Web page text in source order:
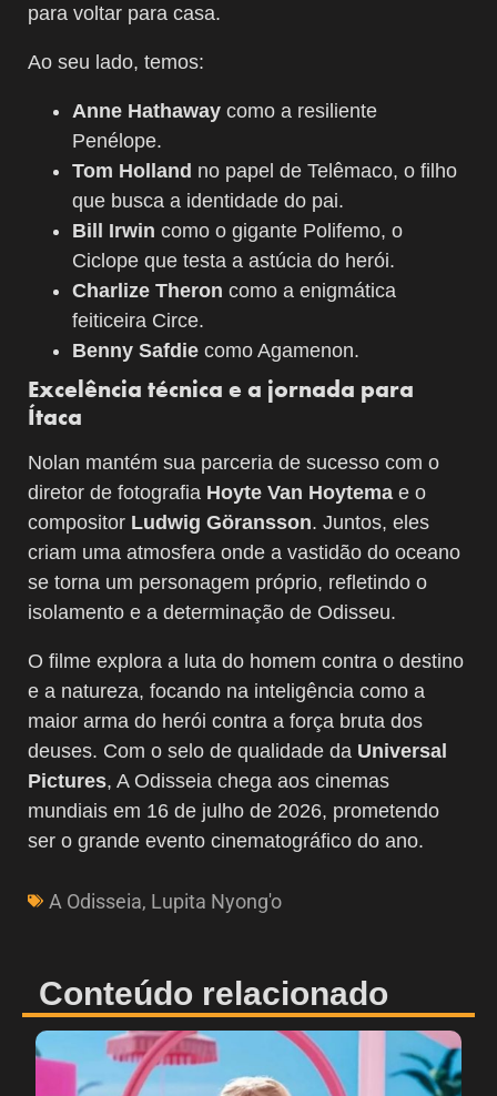
para voltar para casa.
Ao seu lado, temos:
Anne Hathaway como a resiliente
Penélope.
Tom Holland no papel de Telêmaco, o filho
que busca a identidade do pai.
Bill Irwin como o gigante Polifemo, o
Ciclope que testa a astúcia do herói.
Charlize Theron como a enigmática
feiticeira Circe.
Benny Safdie como Agamenon.
Excelência técnica e a jornada para
Ítaca
Nolan mantém sua parceria de sucesso com o
diretor de fotografia Hoyte Van Hoytema e o
compositor Ludwig Göransson. Juntos, eles
criam uma atmosfera onde a vastidão do oceano
se torna um personagem próprio, refletindo o
isolamento e a determinação de Odisseu.
O filme explora a luta do homem contra o destino
e a natureza, focando na inteligência como a
maior arma do herói contra a força bruta dos
deuses. Com o selo de qualidade da Universal
Pictures, A Odisseia chega aos cinemas
mundiais em 16 de julho de 2026, prometendo
ser o grande evento cinematográfico do ano.
A Odisseia, Lupita Nyong'o
Conteúdo relacionado